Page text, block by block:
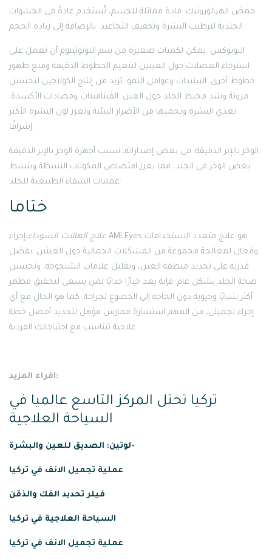
حمض الهيالورونيك: مادة مماثلة للجسم، تُستخدم عادةً في الحشوات
الجلدية لترطيب البشرة وتخفيف التجاعيد. بالإضافة إلى زيادة الحجم.
البوتوكس: يمكن لكميات صغيرة من سم البوتولينوم أن تعمل على
استرخاء العضلات حول العينين لتنعيم الخطوط الدقيقة ومنع ظهور
خطوط أخرى. الببتيدات وعوامل النمو: تزيد من إنتاج الكولاجين لتحسين
مرونة وشد محيط الجلد حول العين. الفيتامينات ومضادات الأكسدة:
تغذي البشرة وتحميها من الأضرار البيئية وتعزز لون البشرة الأكثر
إشراقًا.
الوخز بالإبر الدقيقة: في بعض إصداراته، تسبب أجهزة الوخز بالإبر الدقيقة
بعض الوخز في الجلد، مما يعزز امتصاص المكونات النشطة وينشط
عمليات الشفاء الطبيعية للجلد·
ختاما
علاج الهالات السوداء:إجراء AMI Eyes هو علاج متعدد الاستخدامات
وفعال لمعالجة مجموعة من المشكلات الجمالية حول العينين. بفضل
قدرته على تجديد منطقة العين، وتقليل علامات الشيخوخة، وتحسين
صحة الجلد بشكل عام. فإنه يعد خيارًا جذابًا لمن يسعى لتحقيق مظهر
أكثر شبابًا وحيوية دون الحاجة إلى الخضوع لجراحة. كما هو الحال مع أي
إجراء تجميلي، من المهم استشارة ممارس مؤهل لتحديد أفضل خطة
علاجية تتناسب مع احتياجاتك الفردية.
اقراء المزيد:
تركيا تحتل المركز التاسع عالميا في
السياحة العلاجية
لوتين: الصديق للعين والبشرة-
عملية تجميل الانف في تركيا
فيلر تحديد الفك والذقن
السياحة العلاجية في تركيا
عملية تجميل الانف في تركيا